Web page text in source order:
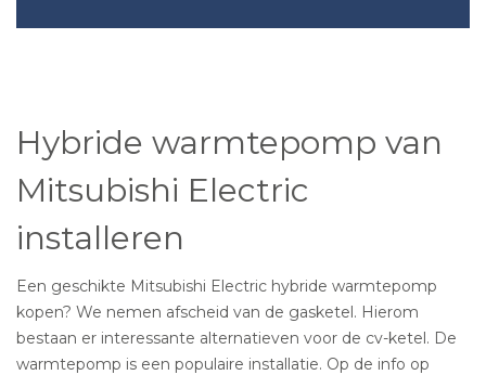
Hybride warmtepomp van
Mitsubishi Electric
installeren
Een geschikte Mitsubishi Electric hybride warmtepomp
kopen? We nemen afscheid van de gasketel. Hierom
bestaan er interessante alternatieven voor de cv-ketel. De
warmtepomp is een populaire installatie. Op de info op